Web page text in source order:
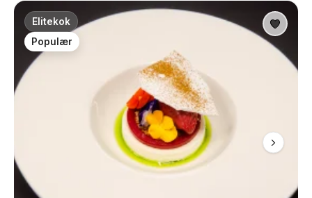
Elitekok
Populær